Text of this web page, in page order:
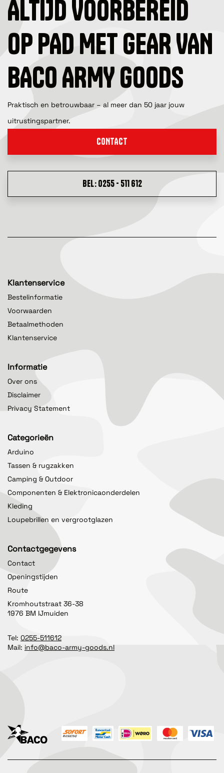
ALTIJD VOORBEREID
OP PAD MET GEAR VAN
BACO ARMY GOODS
Praktisch en betrouwbaar – al meer dan 50 jaar jouw
uitrustingspartner.
CONTACT
BEL: 0255 - 511 612
Klantenservice
Bestelinformatie
Voorwaarden
Betaalmethoden
Klantenservice
Informatie
Over ons
Disclaimer
Privacy Statement
Categorieën
Arduino
Tassen & rugzakken
Camping & Outdoor
Componenten & Elektronicaonderdelen
Kleding
Loupebrillen en vergrootglazen
Contactgegevens
Contact
Openingstijden
Route
Kromhoutstraat 36-38
1976 BM IJmuiden
Tel: 0255-511612
Mail: info@baco-army-goods.nl